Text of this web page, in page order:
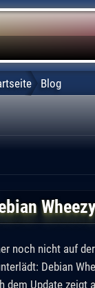
Blog
noch nicht auf
Debian
dem Update zeigt